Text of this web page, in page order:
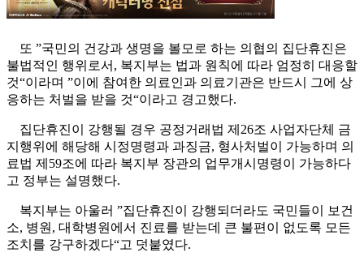
또 ”국민의 건강과 생명을 볼모로 하는 의협의 집단휴진은
불법적인 행위로서, 복지부는 법과 원칙에 따라 엄정히 대응할
것“이라며 ”이에 참여한 의료인과 의료기관은 반드시 그에 상
응하는 처벌을 받을 것“이라고 경고했다.
집단휴진이 강행될 경우 공정거래법 제26조 사업자단체 금
지행위에 해당해 시정명령과 과징금, 형사처벌이 가능하며 의
료법 제59조에 따라 복지부 장관의 업무개시명령이 가능하다
고 정부는 설명했다.
복지부는 아울러 ”집단휴진이 강행되더라도 국민들이 보건
소, 병원, 대학병원에서 진료를 받는데 큰 불편이 없도록 모든
조치를 강구하겠다“고 덧붙였다.